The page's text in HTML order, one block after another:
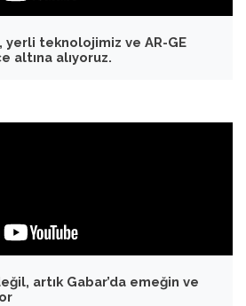
yerli teknolojimiz ve AR-GE
altına alıyoruz.
artık Gabar’da emeğin ve